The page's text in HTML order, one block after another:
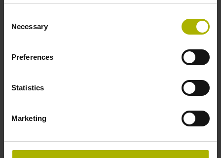
Selection
Necessary
Preferences
Statistics
Marketing
Flanschdose, Stift, 14-polig
3,00 m/s
Besonderheiten, Längenmessgerät